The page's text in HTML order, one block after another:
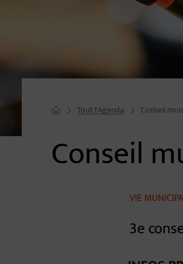
Image d'illustration de Conseil municipal juin
Page d'accueil du site
Tout l'Agenda Conseil
Conseil
VIE
3e